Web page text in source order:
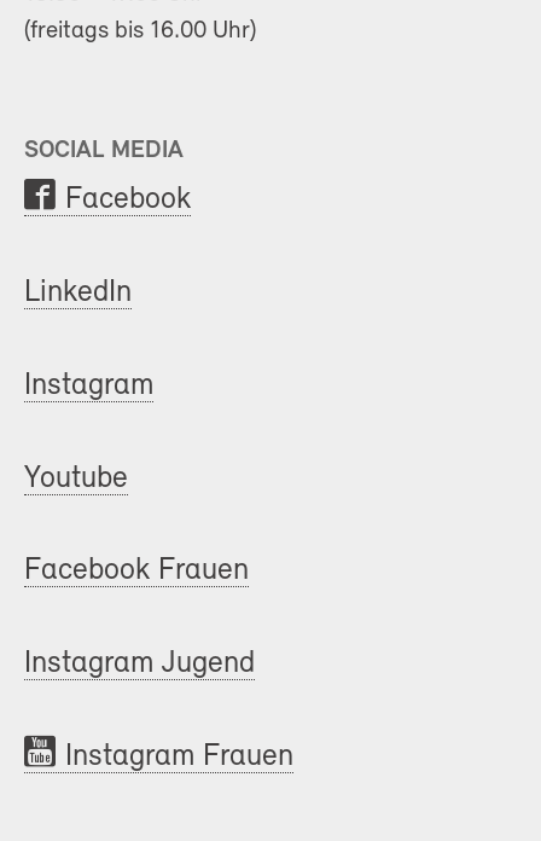
(freitags bis 16.00 Uhr)
SOCIAL MEDIA
Facebook
LinkedIn
Instagram
Youtube
Facebook Frauen
Instagram Jugend
Instagram Frauen